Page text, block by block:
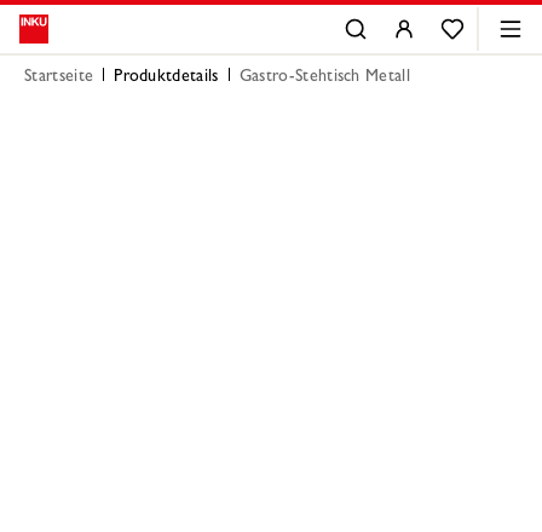
Startseite Produktdetails Gastro-Stehtisch Metall